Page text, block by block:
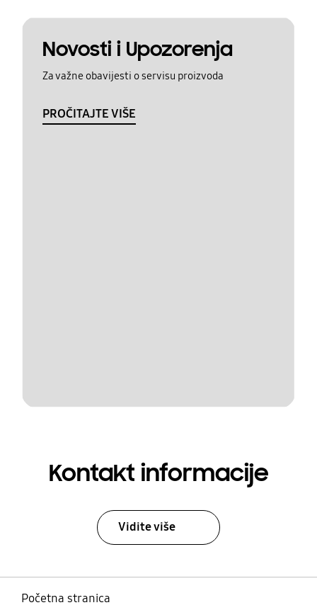
Novosti i Upozorenja
Za važne obavijesti o servisu proizvoda
PROČITAJTE VIŠE
Kontakt informacije
Vidite više
Početna stranica